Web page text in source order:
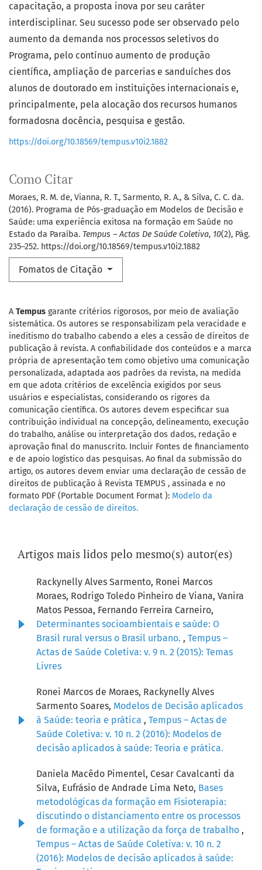
Como Citar
Moraes, R. M. de, Vianna, R. T., Sarmento, R. A., & Silva, C. C. da.
(2016). Programa de Pós-graduação em Modelos de Decisão e
Saúde: uma experiência exitosa na formação em Saúde no
Estado da Paraíba. Tempus – Actas De Saúde Coletiva, 10(2), Pág.
235–252. https://doi.org/10.18569/tempus.v10i2.1882
Fomatos de Citação
capacitação, a proposta inova por seu caráter
interdisciplinar. Seu sucesso pode ser observado pelo
aumento da demanda nos processos seletivos do
Programa, pelo contínuo aumento de produção
científica, ampliação de parcerias e sanduíches dos
alunos de doutorado em instituições internacionais e,
principalmente, pela alocação dos recursos humanos
formadosna docência, pesquisa e gestão.
https://doi.org/10.18569/tempus.v10i2.1882
A Tempus garante critérios rigorosos, por meio de avaliação
sistemática. Os autores se responsabilizam pela veracidade e
ineditismo do trabalho cabendo a eles a cessão de direitos de
publicação à revista. A confiabilidade dos conteúdos e a marca
própria de apresentação tem como objetivo uma comunicação
personalizada, adaptada aos padrões da revista, na medida
em que adota critérios de excelência exigidos por seus
usuários e especialistas, considerando os rigores da
comunicação científica. Os autores devem especificar sua
contribuição individual na concepção, delineamento, execução
do trabalho, análise ou interpretação dos dados, redação e
aprovação final do manuscrito. Incluir Fontes de financiamento
e de apoio logístico das pesquisas. Ao final da submissão do
artigo, os autores devem enviar uma declaração de cessão de
direitos de publicação à Revista TEMPUS , assinada e no
formato PDF (Portable Document Format ): Modelo da
declaração de cessão de direitos.
Artigos mais lidos pelo mesmo(s) autor(es)
Rackynelly Alves Sarmento, Ronei Marcos
Moraes, Rodrigo Toledo Pinheiro de Viana, Vanira
Matos Pessoa, Fernando Ferreira Carneiro,
Determinantes socioambientais e saúde: O
Brasil rural versus o Brasil urbano. , Tempus –
Actas de Saúde Coletiva: v. 9 n. 2 (2015): Temas
Livres
Ronei Marcos de Moraes, Rackynelly Alves
Sarmento Soares, Modelos de Decisão aplicados
à Saúde: teoria e prática , Tempus – Actas de
Saúde Coletiva: v. 10 n. 2 (2016): Modelos de
decisão aplicados à saúde: Teoria e prática.
Daniela Macêdo Pimentel, Cesar Cavalcanti da
Silva, Eufrásio de Andrade Lima Neto, Bases
metodológicas da formação em Fisioterapia:
discutindo o distanciamento entre os processos
de formação e a utilização da força de trabalho ,
Tempus – Actas de Saúde Coletiva: v. 10 n. 2
(2016): Modelos de decisão aplicados à saúde: